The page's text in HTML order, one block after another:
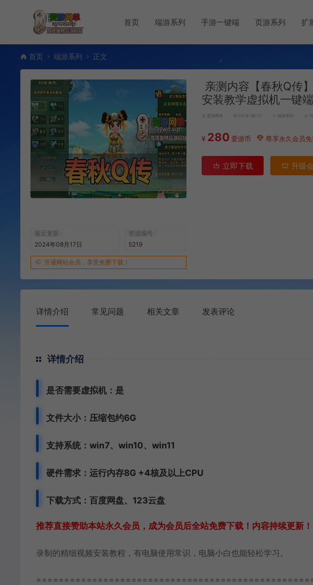
首页 端游系列 手游一键端 页游系列 扩
首页 端游系列 正文
最近更新
2024年08月17日
资源编号
5219
开通网站会员，享受免费下载！
亲测内容【春秋Q传
安装教学虚拟机一键端
爱游网单 2024-08-17 端游系列 10
¥ 280 爱游币 尊享永久会员
立即下载 升级
详情介绍 常见问题 相关文章 发表评论
详情介绍
是否需要虚拟机：是
文件大小：压缩包约6G
支持系统： win7、 win10、win11
硬件需求：运行内存8G +4核及以上CPU
下载方式：百度网盘、123云盘
推荐直接赞助本站永久会员，成为会员后全站免费下载！内容持续更新！
录制的精细视频安装教程，有电脑使用常识，电脑小白也能轻松学习。